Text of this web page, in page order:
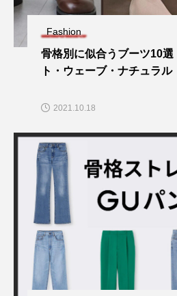
Fashion
骨格別に似合うブーツ10選
ト・ウェーブ・ナチュラル
2021.10.18